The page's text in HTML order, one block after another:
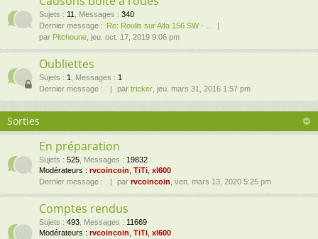
Sujets : 11 Messages : 340
Dernier message :
Re: Roulis sur Alfa 156 SW - …
par Pitchoune , jeu. oct. 17, 2019 9:06 pm
Oubliettes
Sujets : 1 Messages : 1
Dernier message :
par tricker , jeu. mars 31, 2016 1:57 pm
Sorties
En préparation
Sujets : 525 Messages : 19832
Modérateurs : rvcoincoin TiTi xl600
Dernier message :
par rvcoincoin , ven. mars 13, 2020 5:25 pm
Comptes rendus
Sujets : 493 Messages : 11669
Modérateurs : rvcoincoin TiTi xl600